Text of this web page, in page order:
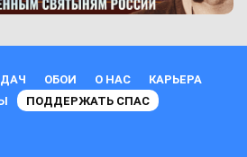
ОБОИ О НАС
КАРЬЕРА
ПОДДЕРЖАТЬ СПАС